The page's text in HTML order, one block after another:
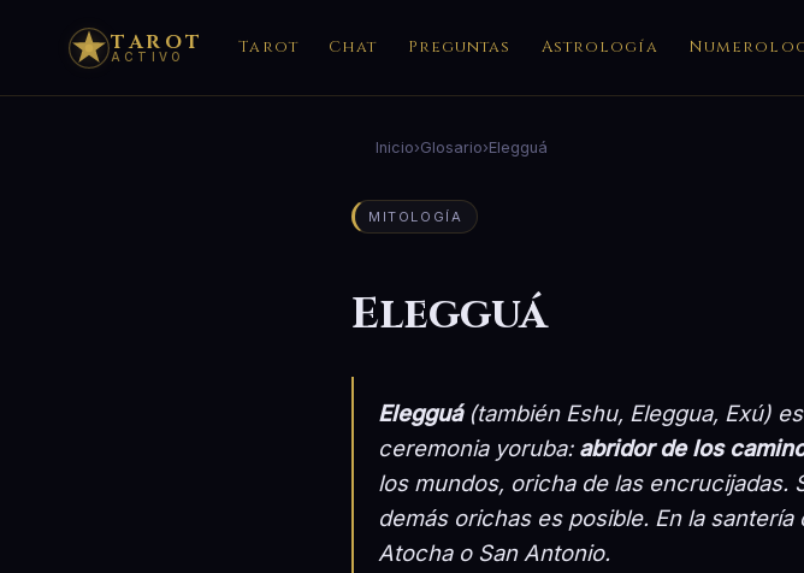
TAROT
ACTIVO Tarot Chat Preguntas Astrología
Inicio›Glosario›Elegguá
MITOLOGÍA
Elegguá
Elegguá(también Eshu, Eleggua, Exú)
ceremonia yoruba: abridor de los
los mundos, oricha de las encrucijadas.
demás orichas es posible. En la
Atocha o San Antonio.